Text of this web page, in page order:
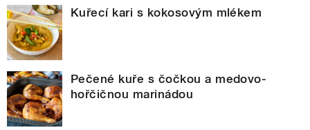
Kuřecí kari s kokosovým mlékem
Pečené kuře s čočkou a medovo-
hořčičnou marinádou